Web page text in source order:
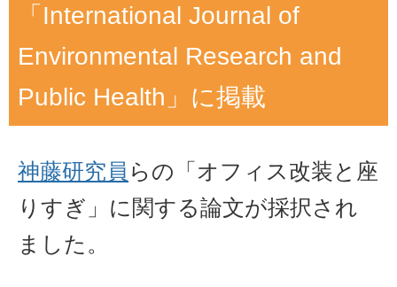
「International Journal of
Environmental Research and
Public Health」に掲載
神藤研究員 らの「オフィス改装と座
りすぎ」に関する論文が採択され
ました。